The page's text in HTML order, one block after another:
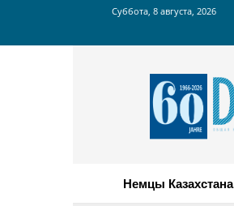
Суббота, 8 августа, 2026
Немцы Казахстана